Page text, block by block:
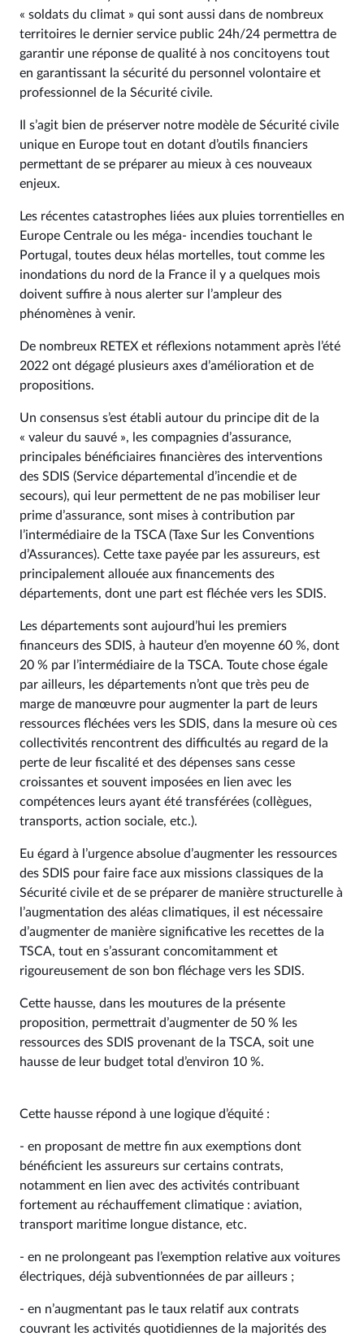
« soldats du climat » qui sont aussi dans de nombreux
territoires le dernier service public 24h/24 permettra de
garantir une réponse de qualité à nos concitoyens tout
en garantissant la sécurité du personnel volontaire et
professionnel de la Sécurité civile.
Il s’agit bien de préserver notre modèle de Sécurité civile
unique en Europe tout en dotant d’outils financiers
permettant de se préparer au mieux à ces nouveaux
enjeux.
Les récentes catastrophes liées aux pluies torrentielles en
Europe Centrale ou les méga- incendies touchant le
Portugal, toutes deux hélas mortelles, tout comme les
inondations du nord de la France il y a quelques mois
doivent suffire à nous alerter sur l’ampleur des
phénomènes à venir.
De nombreux RETEX et réflexions notamment après l’été
2022 ont dégagé plusieurs axes d’amélioration et de
propositions.
Un consensus s’est établi autour du principe dit de la
« valeur du sauvé », les compagnies d’assurance,
principales bénéficiaires financières des interventions
des SDIS (Service départemental d’incendie et de
secours), qui leur permettent de ne pas mobiliser leur
prime d’assurance, sont mises à contribution par
l’intermédiaire de la TSCA (Taxe Sur les Conventions
d’Assurances). Cette taxe payée par les assureurs, est
principalement allouée aux financements des
départements, dont une part est fléchée vers les SDIS.
Les départements sont aujourd’hui les premiers
financeurs des SDIS, à hauteur d’en moyenne 60 %, dont
20 % par l’intermédiaire de la TSCA. Toute chose égale
par ailleurs, les départements n’ont que très peu de
marge de manœuvre pour augmenter la part de leurs
ressources fléchées vers les SDIS, dans la mesure où ces
collectivités rencontrent des difficultés au regard de la
perte de leur fiscalité et des dépenses sans cesse
croissantes et souvent imposées en lien avec les
compétences leurs ayant été transférées (collègues,
transports, action sociale, etc.).
Eu égard à l’urgence absolue d’augmenter les ressources
des SDIS pour faire face aux missions classiques de la
Sécurité civile et de se préparer de manière structurelle à
l’augmentation des aléas climatiques, il est nécessaire
d’augmenter de manière significative les recettes de la
TSCA, tout en s’assurant concomitamment et
rigoureusement de son bon fléchage vers les SDIS.
Cette hausse, dans les moutures de la présente
proposition, permettrait d’augmenter de 50 % les
ressources des SDIS provenant de la TSCA, soit une
hausse de leur budget total d’environ 10 %.
Cette hausse répond à une logique d’équité :
- en proposant de mettre fin aux exemptions dont
bénéficient les assureurs sur certains contrats,
notamment en lien avec des activités contribuant
fortement au réchauffement climatique : aviation,
transport maritime longue distance, etc.
- en ne prolongeant pas l’exemption relative aux voitures
électriques, déjà subventionnées de par ailleurs ;
- en n’augmentant pas le taux relatif aux contrats
couvrant les activités quotidiennes de la majorités des